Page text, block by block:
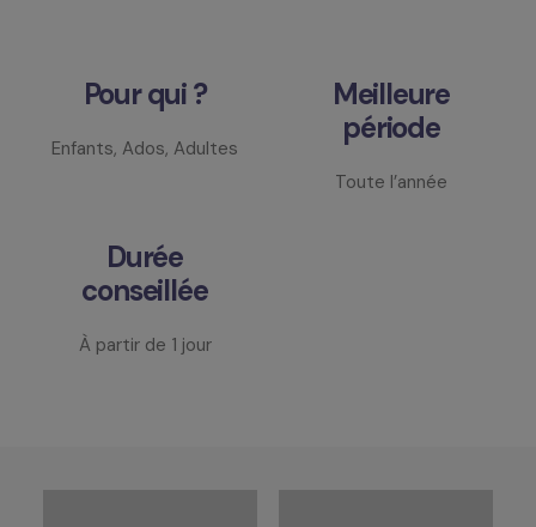
Pour qui ?
Enfants, Ados, Adultes
Meilleure
période
Toute l’année
Durée
conseillée
À partir de 1 jour